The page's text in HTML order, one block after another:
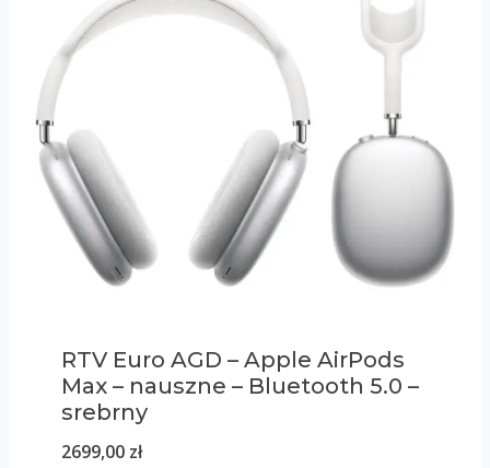
RTV Euro AGD – Apple AirPods
Max – nauszne – Bluetooth 5.0 –
srebrny
2699,00 zł